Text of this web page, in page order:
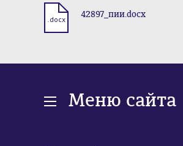
.docx 42897_пии.docx
Меню сайта